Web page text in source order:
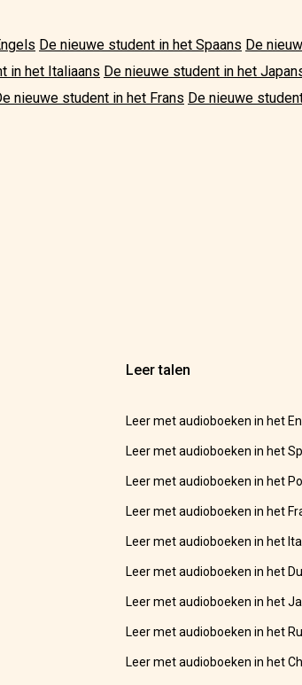
De nieuwe student in het Spaans De
in het Italiaans De nieuwe student in het
nieuwe student in het Frans De nieuwe
Leer talen
Leer met audioboeken in het
Leer met audioboeken in het
Leer met audioboeken in het
Leer met audioboeken in het
Leer met audioboeken in het
Leer met audioboeken in het
Leer met audioboeken in het
Leer met audioboeken in het
Leer met audioboeken in het